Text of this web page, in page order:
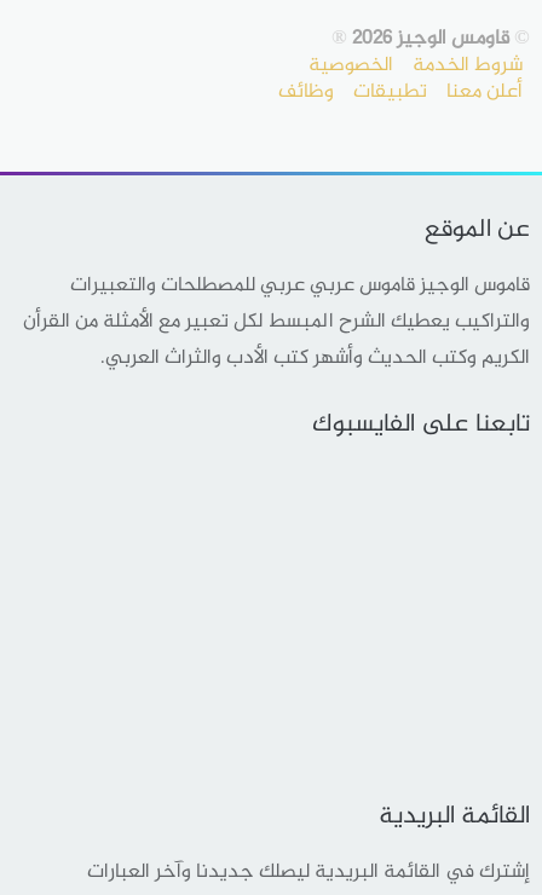
©قاومس الوجيز 2026 ®
شروط الخدمة الخصوصية
أعلن معنا تطبيقات وظائف
عن الموقع
قاموس الوجيز قاموس عربي عربي للمصطلحات والتعبيرات
والتراكيب يعطيك الشرح المبسط لكل تعبير مع الأمثلة من القرأن
الكريم وكتب الحديث وأشهر كتب الأدب والثراث العربي.
تابعنا على الفايسبوك
القائمة البريدية
إشترك في القائمة البريدية ليصلك جديدنا وآخر العبارات